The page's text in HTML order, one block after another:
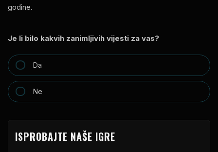
godine.
Je li bilo kakvih zanimljivih vijesti za vas?
Da
Ne
ISPROBAJTE NAŠE IGRE